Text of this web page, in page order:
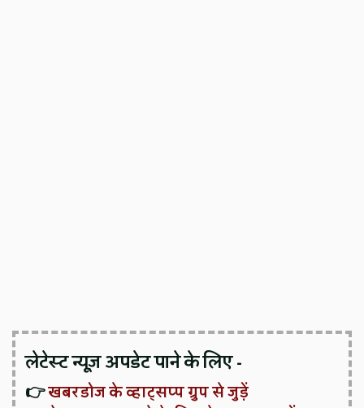
लेटेस्ट न्यूज़ अपडेट पाने के लिए -
👉खबरडोज के व्हाट्सप्प ग्रुप से जुड़ें